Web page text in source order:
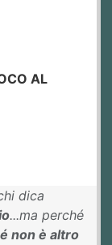
AL
dica
...ma perché
non è altro